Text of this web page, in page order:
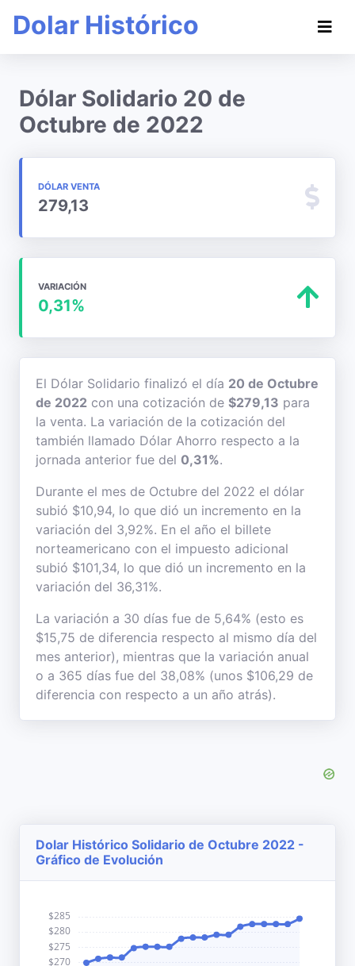
Dolar Histórico
Dólar Solidario 20 de
Octubre de 2022
DÓLAR VENTA
279,13
VARIACIÓN
0,31%
El Dólar Solidario finalizó el día 20 de Octubre
de 2022 con una cotización de $279,13 para
la venta. La variación de la cotización del
también llamado Dólar Ahorro respecto a la
jornada anterior fue del 0,31%.
Durante el mes de Octubre del 2022 el dólar
subió $10,94, lo que dió un incremento en la
variación del 3,92%. En el año el billete
norteamericano con el impuesto adicional
subió $101,34, lo que dió un incremento en la
variación del 36,31%.
La variación a 30 días fue de 5,64% (esto es
$15,75 de diferencia respecto al mismo día del
mes anterior), mientras que la variación anual
o a 365 días fue del 38,08% (unos $106,29 de
diferencia con respecto a un año atrás).
Dolar Histórico Solidario de Octubre 2022 -
Gráfico de Evolución